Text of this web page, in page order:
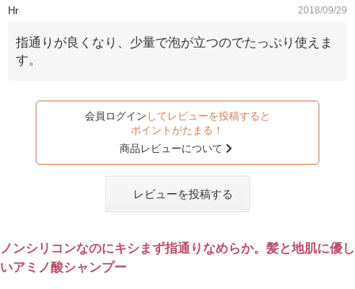
Hr 2018/09/29
指通りが良くなり、少量で泡が立つのでたっぷり使えま
す。
会員ログイン してレビューを投稿すると
ポイントがたまる！
商品レビューについて
レビューを投稿する
ノンシリコンなのにキシまず指通りなめらか。髪と地肌に優し
いアミノ酸シャンプー